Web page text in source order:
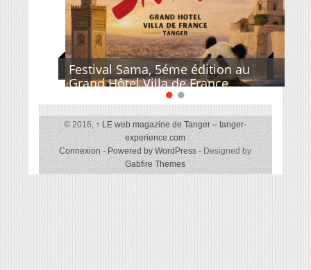
Festival Sama, 5éme édition au
Grand Hôtel Villa de France.
© 2016,↑ LE web magazine de Tanger – tanger-
experience.com
Connexion-Powered by WordPress- Designed by
Gabfire Themes